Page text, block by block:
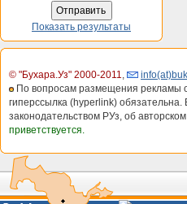
Показать результаты
© "Бухара.Уз" 2000-2011,
По вопросам размещения рекламы
гиперссылка (hyperlink)
законодательством РУз, об
приветствуется.